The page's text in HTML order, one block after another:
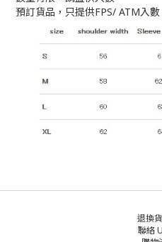
預訂貨品，只提供FPS/ ATM入數
退換
聯絡